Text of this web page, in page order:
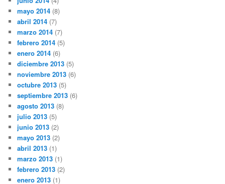
mayo 2014 (8)
abril 2014 (7)
marzo 2014 (7)
febrero 2014 (5)
enero 2014 (6)
diciembre 2013 (5)
noviembre 2013 (6)
octubre 2013 (5)
septiembre 2013 (6)
agosto 2013 (8)
julio 2013 (5)
junio 2013 (2)
mayo 2013 (2)
abril 2013 (1)
marzo 2013 (1)
febrero 2013 (2)
enero 2013 (1)